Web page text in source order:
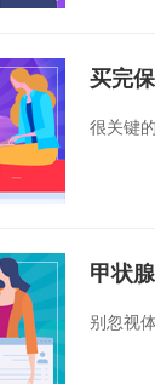
买完
很关键
甲状
别忽视